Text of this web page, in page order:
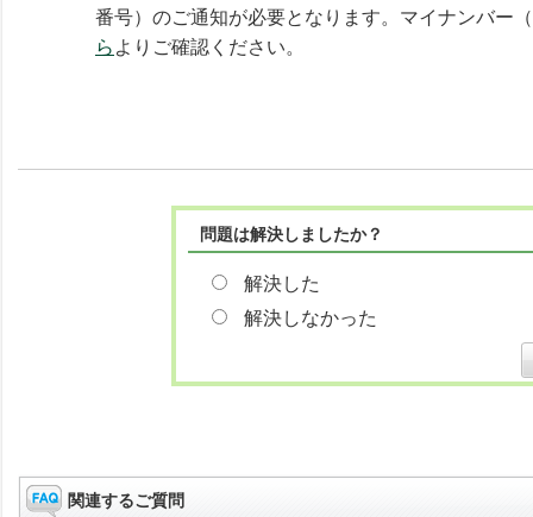
番号）のご通知が必要となります。マイナンバー
ら よりご確認ください。
問題は解決しましたか？
解決した
解決しなかった
関連するご質問